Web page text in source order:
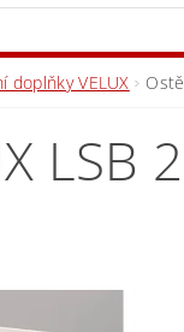
doplňky VELUX
LSB